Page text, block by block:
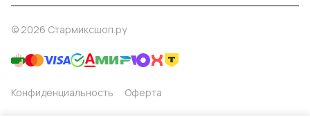
© 2026 Стармиксшоп.ру
Конфиденциальность Оферта